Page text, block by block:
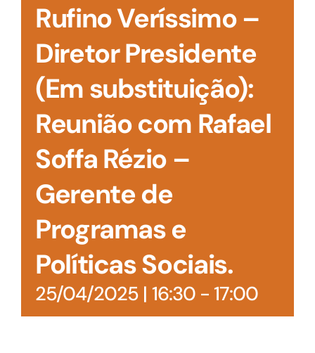
Rufino Veríssimo –
Diretor Presidente
(Em substituição):
Reunião com Rafael
Soffa Rézio –
Gerente de
Programas e
Políticas Sociais.
25/04/2025 | 16:30- 17:00